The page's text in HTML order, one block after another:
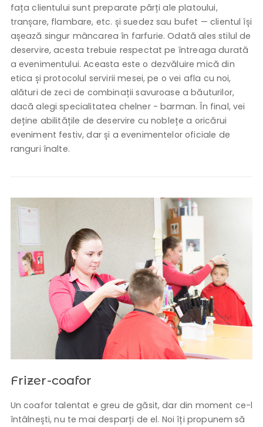
fața clientului sunt preparate părți ale platoului,
tranșare, flambare, etc. și suedez sau bufet — clientul își
așează singur mâncarea în farfurie. Odată ales stilul de
deservire, acesta trebuie respectat pe întreaga durată
a evenimentului. Aceasta este o dezvăluire mică din
etica și protocolul servirii mesei, pe o vei afla cu noi,
alături de zeci de combinații savuroase a băuturilor,
dacă alegi specialitatea chelner - barman. În final, vei
deține abilitățile de deservire cu noblețe a oricărui
eveniment festiv, dar și a evenimentelor oficiale de
ranguri înalte.
Frizer-coafor
Un coafor talentat e greu de găsit, dar din moment ce-l
întâlnești, nu te mai desparți de el. Noi îți propunem să